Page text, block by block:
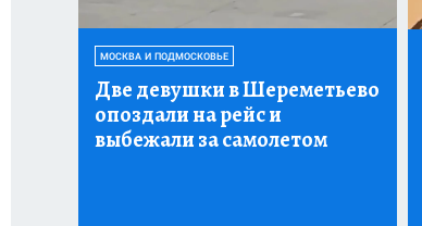
МОСКВА И ПОДМОСКОВЬЕ
Две девушки в Шереметьево
опоздали на рейс и
выбежали за самолетом